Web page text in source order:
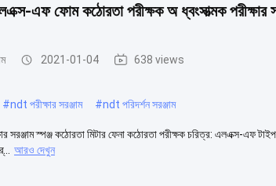
এফ ফোম কঠোরতা পরীক্ষক অ ধ্বংসাত্মক পরীক্ষার
2021-01-04 638 views
#ndt পরীক্ষার সরঞ্জাম #ndt পরিদর্শন সরঞ্জাম
সরঞ্জাম স্পঞ্জ কঠোরতা মিটার ফেনা কঠোরতা পরীক্ষক চরিত্র: এলএক্স-এফ
আরও দেখুন